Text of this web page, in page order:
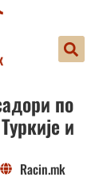
по
и
Racin.mk